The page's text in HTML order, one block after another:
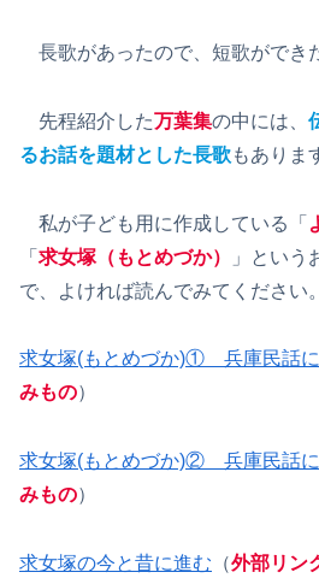
長歌があったので、短歌ができ
先程紹介した万葉集の中には、
るお話を題材とした長歌もありま
私が子ども用に作成している「
「 求女塚（もとめづか）
」という
で、よければ読んでみてください。
求女塚(もとめづか)① 兵庫民話
みもの）
求女塚(もとめづか)② 兵庫民話
みもの）
求女塚の今と昔に進む （外部リン